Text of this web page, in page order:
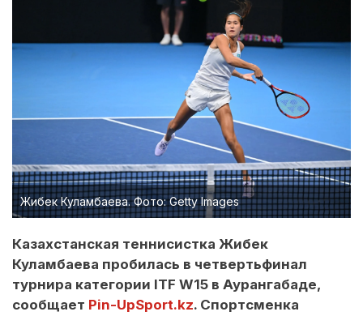
Жибек Куламбаева. Фото: Getty Images
Казахстанская теннисистка Жибек
Куламбаева пробилась в четвертьфинал
турнира категории ITF W15 в Аурангабаде,
сообщает Pin-UpSport.kz. Спортсменка